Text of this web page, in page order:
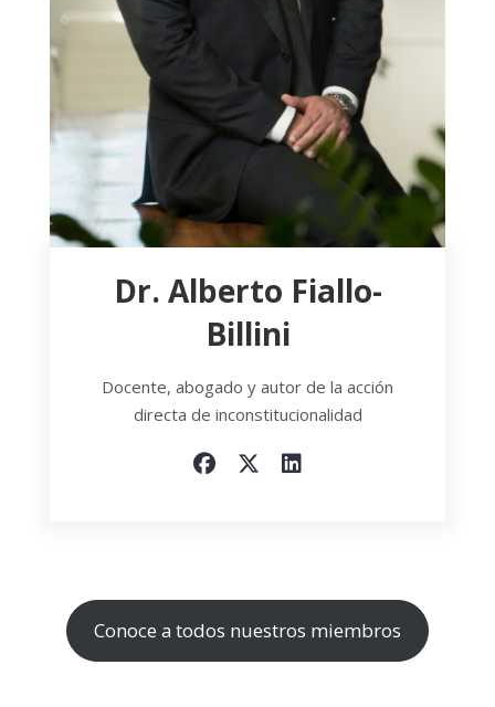
Dr. Alberto Fiallo-
Billini
Docente, abogado y autor de la acción
directa de inconstitucionalidad
Conoce a todos nuestros miembros